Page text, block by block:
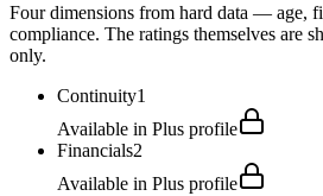
Four dimensions from hard data — age,
compliance. The ratings themselves are
only.
Continuity1
Available in Plus profile
Financials2
Available in Plus profile